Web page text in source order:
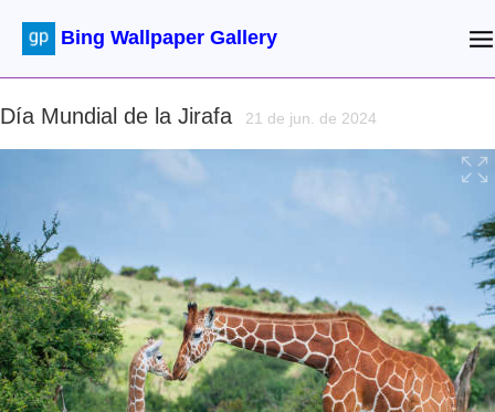
Bing Wallpaper Gallery
Día Mundial de la Jirafa 21 de jun. de 2024